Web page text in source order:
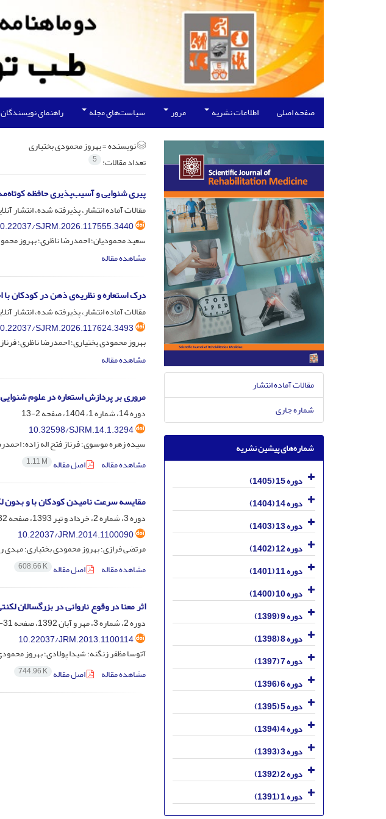
صفحه اصلی اطلاعات نشریه مرور سیاست‌های مجله راهنمای نویسندگان
نویسنده =بهروز محمودی بختیاری
تعداد مقالات: 5
پیری شنوایی و آسیب‌پذیری حافظه
مقالات آماده انتشار، پذیرفته شده، انتشار
SJRM.2026.117555.3440
سعید محمودیان؛ احمدرضا ناظری؛ بهروز
مشاهده مقاله
درک استعاره و نظریه‌ی ذهن در کودکان با
مقالات آماده انتشار، پذیرفته شده، انتشار
SJRM.2026.117624.3493
بهروز محمودی بختیاری؛ احمدرضا ناظری؛
مشاهده مقاله
مروری بر پردازش استعاره در علوم
دوره 14، شماره 1، 1404، صفحه
2-13
10.32598/SJRM.14.1.3294
سیده زهره موسوی؛ فرناز فتح اله زاده؛
مشاهده مقاله
اصل مقاله 1.11 M
مقایسه سرعت نامیدن کودکان با و بدون لکنت
دوره 3، شماره 2، خرداد و تیر 1393، صفحه
10.22037/JRM.2014.1100090
مرتضی فرازی؛ بهروز محمودی بختیاری؛
مشاهده مقاله
اصل مقاله 608.66 K
اثر معنا در وقوع ناروانی در بزرگسالان
دوره 2، شماره 3، مهر و آبان 1392، صفحه
31-38
10.22037/JRM.2013.1100114
آتوسا مظفر زنگنه؛ شیدا پولادی؛ بهروز
مشاهده مقاله
اصل مقاله 744.96 K
مقالات آماده انتشار
شماره جاری
شماره‌های پیشین نشریه
دوره 15 (1405)
دوره 14 (1404)
دوره 13 (1403)
دوره 12 (1402)
دوره 11 (1401)
دوره 10 (1400)
دوره 9 (1399)
دوره 8 (1398)
دوره 7 (1397)
دوره 6 (1396)
دوره 5 (1395)
دوره 4 (1394)
دوره 3 (1393)
دوره 2 (1392)
دوره 1 (1391)